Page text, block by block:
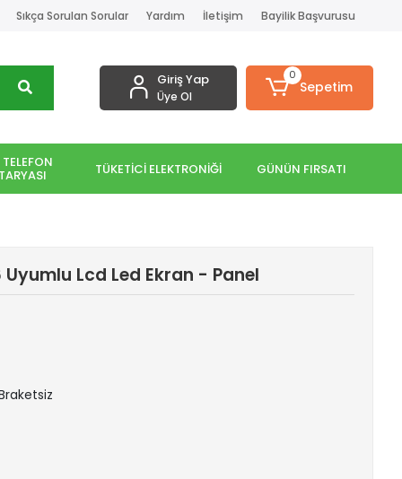
Sıkça Sorulan Sorular Yardım İletişim Bayilik Başvurusu
Giriş Yap
Üye Ol
0
Sepetim
TÜKETİCİ ELEKTRONİĞİ GÜNÜN FIRSATI
Uyumlu Lcd Led Ekran - Panel